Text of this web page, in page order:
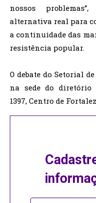
nossos
alternativa real para
a continuidade das
resistência popular.
O debate do Setorial de
na sede do diretório
1397, Centro de